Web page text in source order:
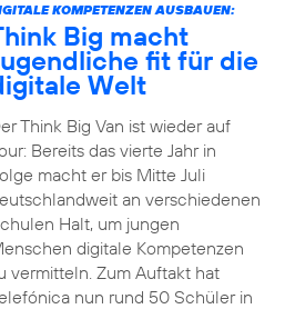
KOMPETENZEN AUSBAUEN:
Big macht
fit für die
Welt
Think Big Van ist wieder auf
Bereits das vierte Jahr in
macht er bis Mitte Juli
an verschiedenen
Halt, um jungen
digitale Kompetenzen
vermitteln. Zum Auftakt hat
nun rund 50 Schüler in